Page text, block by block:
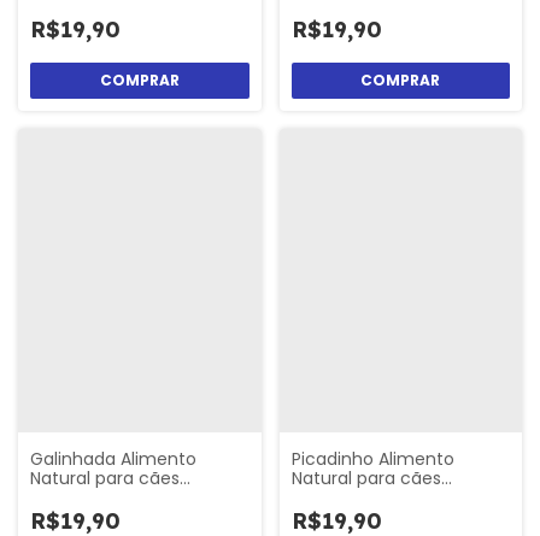
R$19,90 R$19,90
Galinhada Alimento
Natural para cães
R$19,90
Picadinho Alimento
Natural para cães
R$19,90